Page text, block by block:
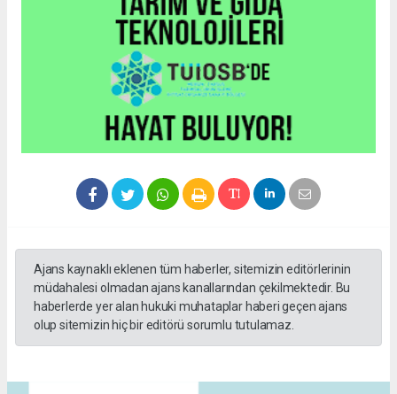
Ajans kaynaklı eklenen tüm haberler, sitemizin editörlerinin
müdahalesi olmadan ajans kanallarından çekilmektedir. Bu
haberlerde yer alan hukuki muhataplar haberi geçen ajans
olup sitemizin hiç bir editörü sorumlu tutulamaz.